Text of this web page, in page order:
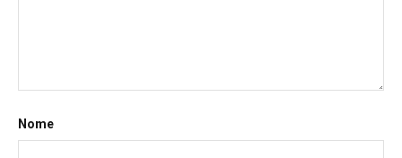
Nome